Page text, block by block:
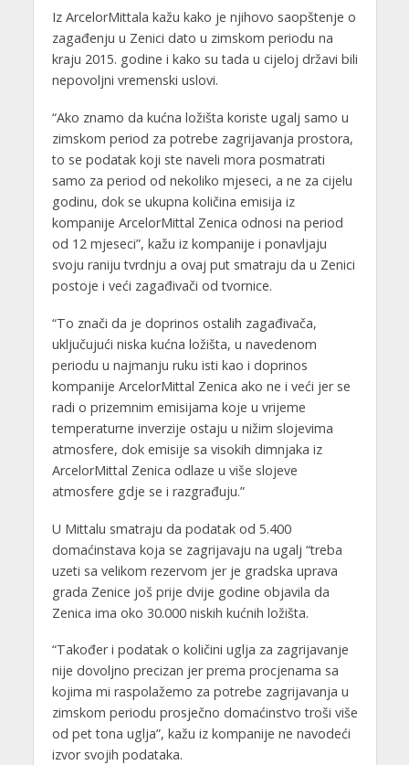
Iz ArcelorMittala kažu kako je njihovo saopštenje o
zagađenju u Zenici dato u zimskom periodu na
kraju 2015. godine i kako su tada u cijeloj državi bili
nepovoljni vremenski uslovi.
“Ako znamo da kućna ložišta koriste ugalj samo u
zimskom period za potrebe zagrijavanja prostora,
to se podatak koji ste naveli mora posmatrati
samo za period od nekoliko mjeseci, a ne za cijelu
godinu, dok se ukupna količina emisija iz
kompanije ArcelorMittal Zenica odnosi na period
od 12 mjeseci”, kažu iz kompanije i ponavljaju
svoju raniju tvrdnju a ovaj put smatraju da u Zenici
postoje i veći zagađivači od tvornice.
“To znači da je doprinos ostalih zagađivača,
uključujući niska kućna ložišta, u navedenom
periodu u najmanju ruku isti kao i doprinos
kompanije ArcelorMittal Zenica ako ne i veći jer se
radi o prizemnim emisijama koje u vrijeme
temperaturne inverzije ostaju u nižim slojevima
atmosfere, dok emisije sa visokih dimnjaka iz
ArcelorMittal Zenica odlaze u više slojeve
atmosfere gdje se i razgrađuju.”
U Mittalu smatraju da podatak od 5.400
domaćinstava koja se zagrijavaju na ugalj “treba
uzeti sa velikom rezervom jer je gradska uprava
grada Zenice još prije dvije godine objavila da
Zenica ima oko 30.000 niskih kućnih ložišta.
“Također i podatak o količini uglja za zagrijavanje
nije dovoljno precizan jer prema procjenama sa
kojima mi raspolažemo za potrebe zagrijavanja u
zimskom periodu prosječno domaćinstvo troši više
od pet tona uglja”, kažu iz kompanije ne navodeći
izvor svojih podataka.